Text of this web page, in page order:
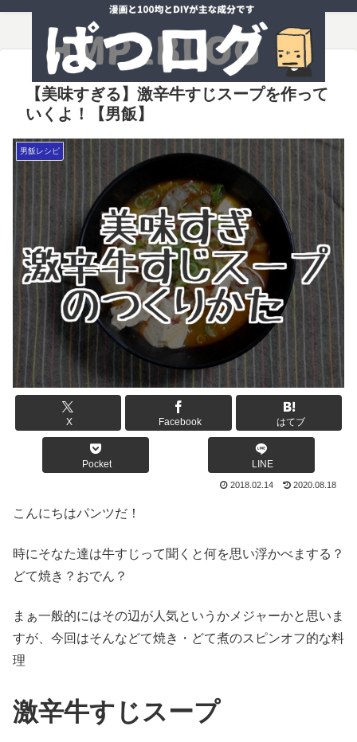
【美味すぎる】激辛牛すじスープを作って
いくよ！【男飯】
男飯レシピ
X Facebook はてブ
Pocket LINE
2018.02.14 2020.08.18
こんにちはパンツだ！
時にそなた達は牛すじって聞くと何を思い浮かべまする？
どて焼き？おでん？
まぁ一般的にはその辺が人気というかメジャーかと思いま
すが、今回はそんなどて焼き・どて煮のスピンオフ的な料
理
激辛牛すじスープ